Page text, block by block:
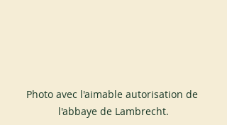
Photo avec l'aimable autorisation de
l'abbaye de Lambrecht.